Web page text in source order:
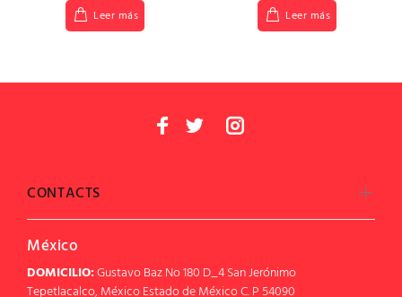
Leer más Leer más
CONTACTS
México
DOMICILIO:Gustavo Baz No 180 D_4 San Jerónimo
Tepetlacalco, México Estado de México C. P 54090